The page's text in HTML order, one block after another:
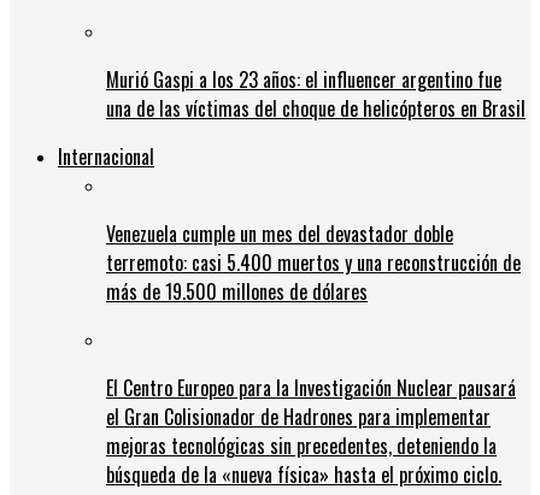
Murió Gaspi a los 23 años: el influencer argentino fue
una de las víctimas del choque de helicópteros en Brasil
Internacional
Venezuela cumple un mes del devastador doble
terremoto: casi 5.400 muertos y una reconstrucción de
más de 19.500 millones de dólares
El Centro Europeo para la Investigación Nuclear pausará
el Gran Colisionador de Hadrones para implementar
mejoras tecnológicas sin precedentes, deteniendo la
búsqueda de la «nueva física» hasta el próximo ciclo.